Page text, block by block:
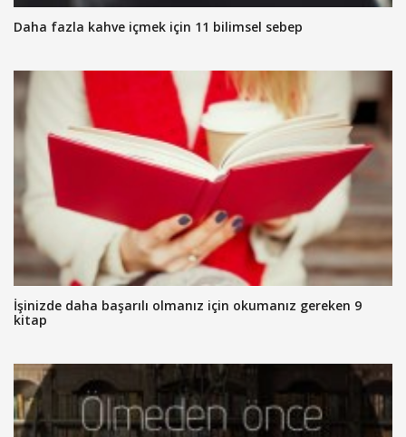
Daha fazla kahve içmek için 11 bilimsel sebep
İşinizde daha başarılı olmanız için okumanız gereken 9
kitap